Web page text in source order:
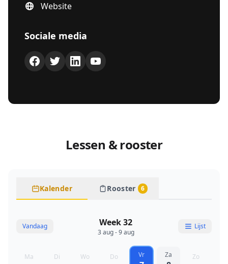
Website
Sociale media
Lessen & rooster
Kalender Rooster 6
Vandaag Week 32
3 aug - 9 aug
Lijst
Ma Di Wo Do Vr Za Zo